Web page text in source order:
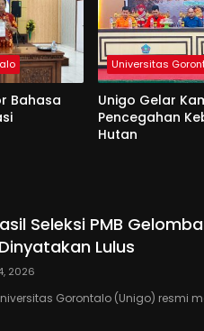
Bahasa
Universitas
Unigo Gelar
Pencegahan
Hutan
Seleksi PMB
Lulus
2026
Universitas Gorontalo (Unigo) resmi